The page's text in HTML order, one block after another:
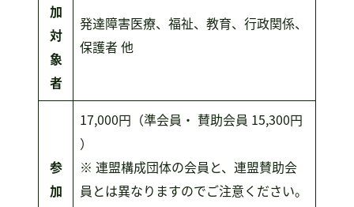
加
対
象
者
発達障害医療、福祉、教育、行政関係、
保護者 他
参
加
17,000円（準会員・ 賛助会員 15,300円
）
※ 連盟構成団体の会員と、連盟賛助会
員とは異なりますのでご注意ください。